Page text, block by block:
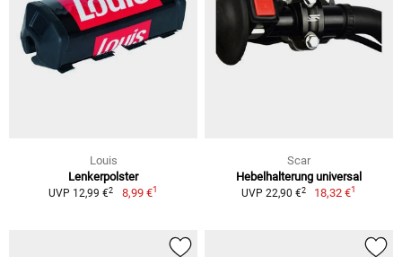
Louis
Lenkerpolster
UVP 12,99 €2 8,99 €1
Scar
Hebelhalterung universal
UVP 22,90 €2 18,32 €1